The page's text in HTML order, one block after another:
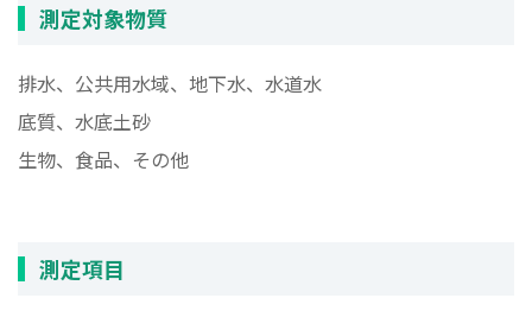
測定対象物質
排水、公共用水域、地下水、水道水
底質、水底土砂
生物、食品、その他
測定項目